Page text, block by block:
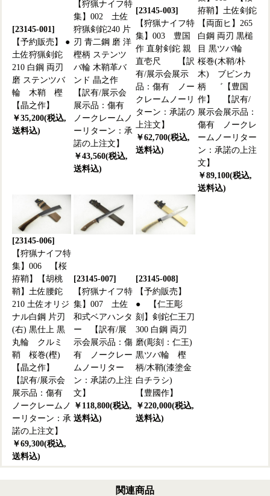
[23145-001]
【予約販売】 ●
土佐狩猟剣鉈
210 白鋼 両刃
磨 ステンツバ
輪 木鞘 樫
【晶之作】
￥35,200(税込,
送料込)
【狩猟ナイフ特
集】002 土佐
狩猟剣鉈240 片
刃 青二鋼 磨 洋
樫柄 ステンツ
バ輪 木鞘革バ
ンド 晶之作
【訳有/展示会
展示品：傷有
ノークレームノ
ーリターン：承
諾の上注文】
￥43,560(税込,
送料込)
[23145-003]
【狩猟ナイフ特
集】003 豊国
作 直射剣鉈 親
直壱尺 【訳
有/展示会展示
品：傷有 ノー
クレームノーリ
ターン：承諾の
上注文】
￥62,700(税込,
送料込)
拵鞘】土佐剣鉈
【両面ヒ】265
白鋼 両刃 黒槌
目 黒ツバ輪
桜巻(木鞘/朴
木) ブビンカ
柄 ゛【豊国
作】 【訳有/
展示会展示品：
傷有 ノークレ
ームノーリター
ン：承諾の上注
文】
￥89,100(税込,
送料込)
[23145-006]
【狩猟ナイフ特
集】006 【桜
拵鞘】【胡桃
鞘】土佐腰鉈
210 土佐オリジ
ナル白鋼 片刃
(右) 黒仕上 黒
丸輪 クルミ
鞘 桜巻(樫)
【晶之作】
【訳有/展示会
展示品：傷有
ノークレームノ
ーリターン：承
諾の上注文】
￥69,300(税込,
送料込)
[23145-007]
【狩猟ナイフ特
集】007 土佐
和式ベアハンタ
ー 【訳有/展
示会展示品：傷
有 ノークレー
ムノーリター
ン：承諾の上注
文】
￥118,800(税込,
送料込)
[23145-008]
【予約販売】
● 【仁王彫
刻】剣鉈仁王刀
300 白鋼 両刃
磨(彫刻：仁王)
黒ツバ輪 樫
柄/木鞘(漆塗金
白チラシ)
【豊國作】
￥220,000(税込,
送料込)
関連商品